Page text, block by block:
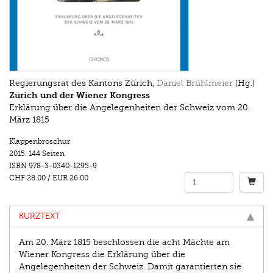
Regierungsrat des Kantons Zürich, Daniel Brühlmeier (Hg.)
Zürich und der Wiener Kongress
Erklärung über die Angelegenheiten der Schweiz vom 20.
März 1815
Klappenbroschur
2015. 144 Seiten
ISBN 978-3-0340-1295-9
CHF 28.00 / EUR 26.00
KURZTEXT
Am 20. März 1815 beschlossen die acht Mächte am
Wiener Kongress die Erklärung über die
Angelegenheiten der Schweiz. Damit garantierten sie